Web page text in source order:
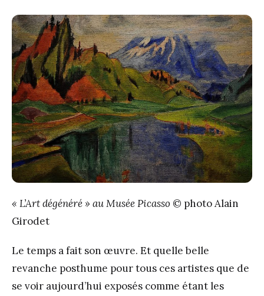
« L’Art dégénéré » au Musée Picasso © photo Alain
Girodet
Le temps a fait son œuvre. Et quelle belle
revanche posthume pour tous ces artistes que de
se voir aujourd’hui exposés comme étant les